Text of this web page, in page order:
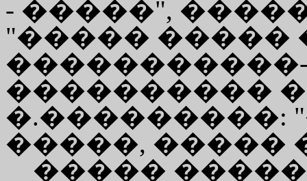
- �����",
"����� �����
����������
�.���������:
�����, �����
�����